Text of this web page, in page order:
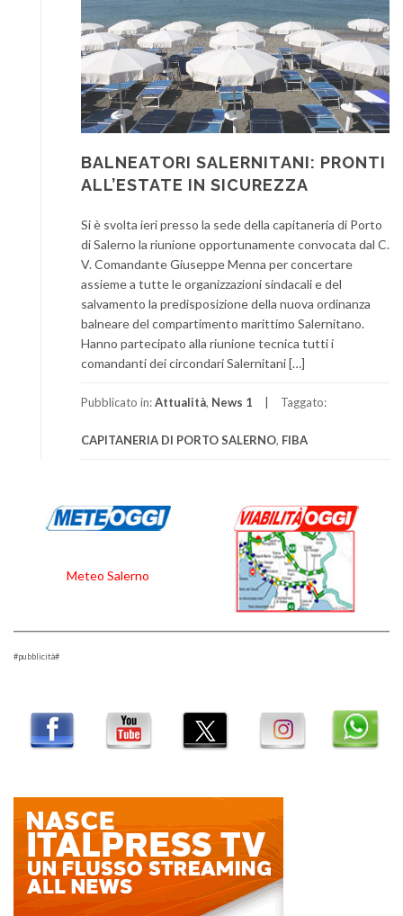
BALNEATORI SALERNITANI: PRONTI
ALL’ESTATE IN SICUREZZA
Si è svolta ieri presso la sede della capitaneria di Porto
di Salerno la riunione opportunamente convocata dal C.
V. Comandante Giuseppe Menna per concertare
assieme a tutte le organizzazioni sindacali e del
salvamento la predisposizione della nuova ordinanza
balneare del compartimento marittimo Salernitano.
Hanno partecipato alla riunione tecnica tutti i
comandanti dei circondari Salernitani […]
Pubblicato in:Attualità, News 1 Taggato:
CAPITANERIA DI PORTO SALERNO, FIBA
Meteo Salerno
#pubblicità#